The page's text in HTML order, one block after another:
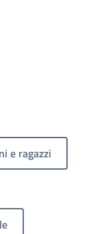
e ragazzi